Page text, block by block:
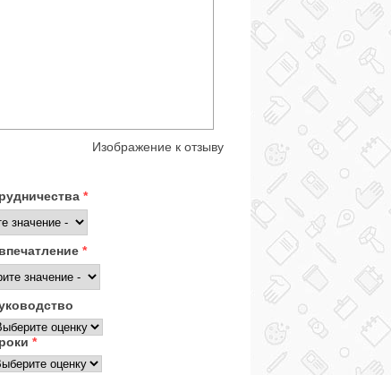
Изображение к отзыву
*
*
*